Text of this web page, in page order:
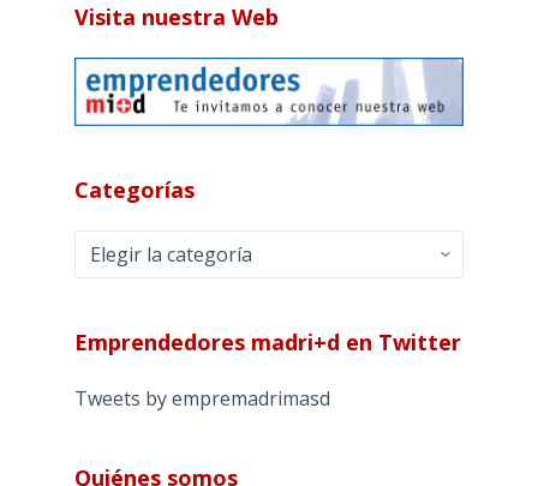
Visita nuestra Web
Categorías
Categorías
Emprendedores madri+d en Twitter
Tweets by empremadrimasd
Quiénes somos